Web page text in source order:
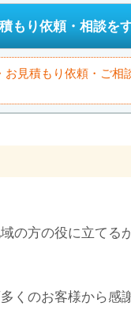
もり依頼・相談を
お見積もり依頼・ご相
の方の役に立てる
くのお客様から感